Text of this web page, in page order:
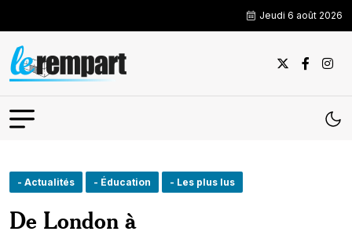
Jeudi 6 août 2026
- Actualités - Éducation - Les plus lus
De London à